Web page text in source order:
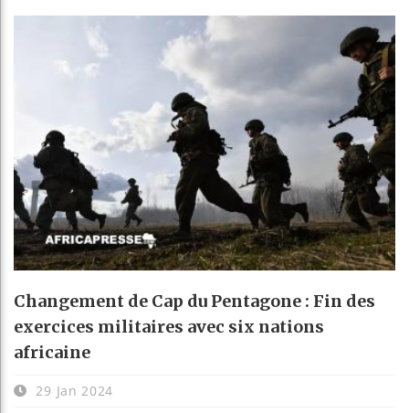
Changement de Cap du Pentagone : Fin des
exercices militaires avec six nations
africaine
29 Jan 2024